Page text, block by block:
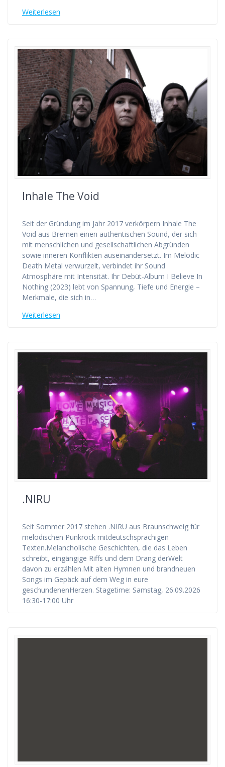
Weiterlesen
Inhale The Void
Seit der Gründung im Jahr 2017 verkörpern Inhale The
Void aus Bremen einen authentischen Sound, der sich
mit menschlichen und gesellschaftlichen Abgründen
sowie inneren Konflikten auseinandersetzt. Im Melodic
Death Metal verwurzelt, verbindet ihr Sound
Atmosphäre mit Intensität. Ihr Debüt-Album I Believe In
Nothing (2023) lebt von Spannung, Tiefe und Energie –
Merkmale, die sich in…
Weiterlesen
.NIRU
Seit Sommer 2017 stehen .NIRU aus Braunschweig für
melodischen Punkrock mitdeutschsprachigen
Texten.Melancholische Geschichten, die das Leben
schreibt, eingängige Riffs und dem Drang derWelt
davon zu erzählen.Mit alten Hymnen und brandneuen
Songs im Gepäck auf dem Weg in eure
geschundenenHerzen. Stagetime: Samstag, 26.09.2026
16:30-17:00 Uhr